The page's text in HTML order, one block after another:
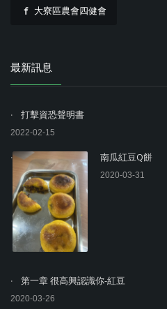
大寮區農會四健會
最新訊息
打擊資恐聲明書
2022-02-15
南瓜紅豆Q餅
2020-03-31
第一章 很高興認識你-紅豆
2020-03-26